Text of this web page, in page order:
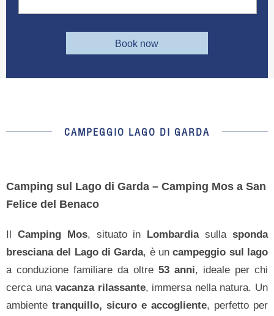
Book now
CAMPEGGIO LAGO DI GARDA
Camping sul Lago di Garda – Camping Mos a San
Felice del Benaco
Il Camping Mos, situato in Lombardiasullasponda
bresciana del Lago di Garda, è uncampeggio sul lago
a conduzione familiare da oltre 53 anni, ideale per chi
cerca unavacanza rilassante, immersa nella natura. Un
ambiente tranquillo, sicuro e accogliente, perfetto per